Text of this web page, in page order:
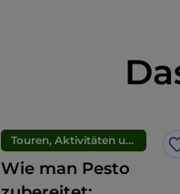
Touren, Aktivitäten und Erlebnisse
Wie man Pesto